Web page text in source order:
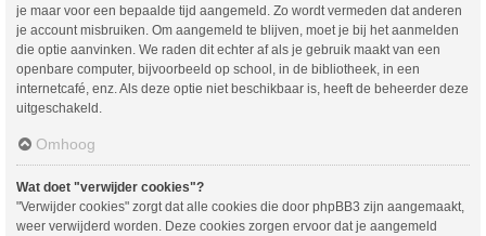
je maar voor een bepaalde tijd aangemeld. Zo wordt vermeden dat anderen
je account misbruiken. Om aangemeld te blijven, moet je bij het aanmelden
die optie aanvinken. We raden dit echter af als je gebruik maakt van een
openbare computer, bijvoorbeeld op school, in de bibliotheek, in een
internetcafé, enz. Als deze optie niet beschikbaar is, heeft de beheerder deze
uitgeschakeld.
Omhoog
Wat doet "verwijder cookies"?
"Verwijder cookies" zorgt dat alle cookies die door phpBB3 zijn aangemaakt,
weer verwijderd worden. Deze cookies zorgen ervoor dat je aangemeld